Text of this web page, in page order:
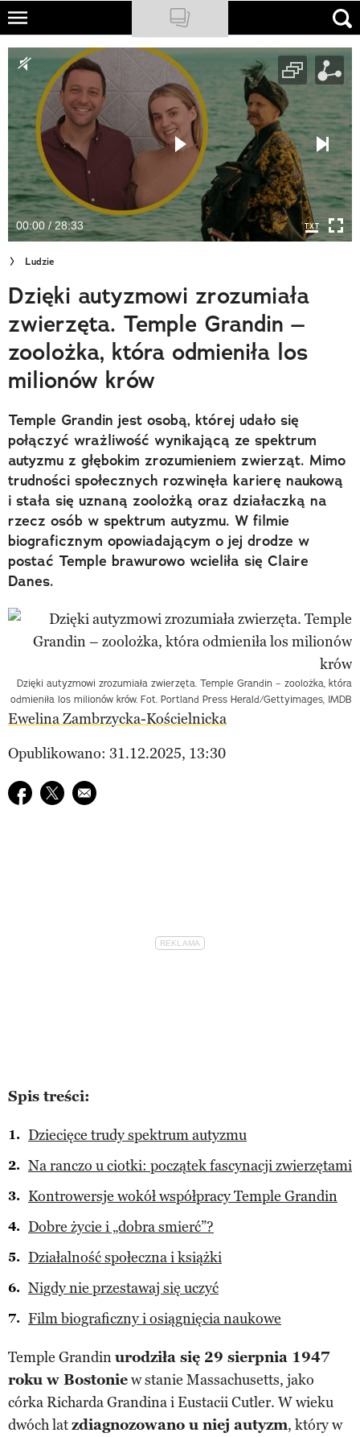
Skip
main
content
NATIONAL GEOGRAPHIC
TRAVELER
PODCASTY
Sklep
Newsletter
Cuda Polski
Wielki Konkurs Fotograficzny
Trendbook Podróżniczy
Polecane
00:00 / 28:33
Ludzie
Dzięki autyzmowi zrozumiała
zwierzęta. Temple Grandin –
zoolożka, która odmieniła los
milionów krów
Temple Grandin jest osobą, której udało się
połączyć wrażliwość wynikającą ze spektrum
autyzmu z głębokim zrozumieniem zwierząt. Mimo
trudności społecznych rozwinęła karierę naukową
i stała się uznaną zoolożką oraz działaczką na
rzecz osób w spektrum autyzmu. W filmie
biograficznym opowiadającym o jej drodze w
postać Temple brawurowo wcieliła się Claire
Danes.
Dzięki autyzmowi zrozumiała zwierzęta. Temple Grandin – zoolożka, która
odmieniła los milionów krów. Fot. Portland Press Herald/Gettyimages, IMDB
Ewelina Zambrzycka-Kościelnicka
Opublikowano: 31.12.2025, 13:30
Udostępnij na facebook
Udostępnij na twitter
E-mail do przyjaciela
Spis treści:
Dziecięce trudy spektrum autyzmu
Na ranczo u ciotki: początek fascynacji zwierzętami
Kontrowersje wokół współpracy Temple Grandin
Dobre życie i „dobra smierć”?
Działalność społeczna i książki
Nigdy nie przestawaj się uczyć
Film biograficzny i osiągnięcia naukowe
Temple Grandinurodziła się 29 sierpnia 1947
roku w Bostoniew stanie Massachusetts, jako
córka Richarda Grandina i Eustacii Cutler. W wieku
dwóch latzdiagnozowano u niej autyzm, który w